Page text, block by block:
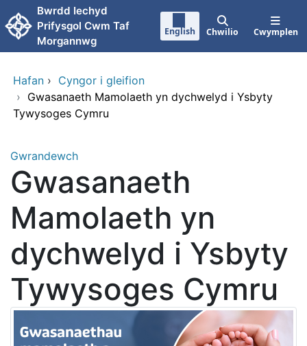
Neidio i'r prif gynnwy
Bwrdd Iechyd
Prifysgol Cwm Taf
Morgannwg
English Chwilio Cwymplen
Hafan › Cyngor i gleifion
› Gwasanaeth Mamolaeth yn dychwelyd i Ysbyty
Tywysoges Cymru
Gwrandewch
Gwasanaeth
Mamolaeth yn
dychwelyd i Ysbyty
Tywysoges Cymru